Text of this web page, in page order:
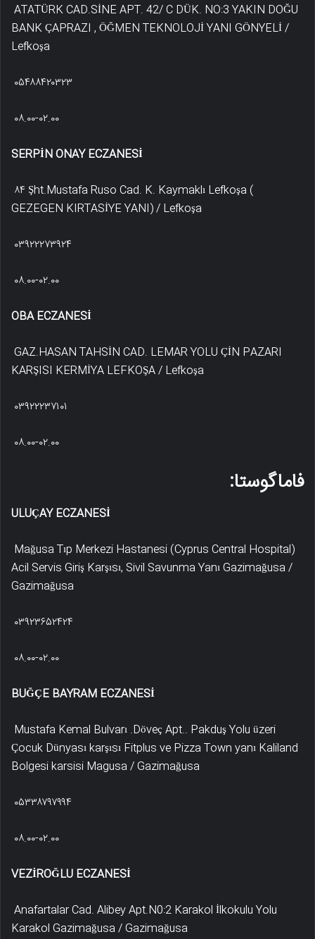
ATATÜRK CAD.SİNE APT. 42/ C DÜK. NO:3 YAKIN DOĞU
BANK ÇAPRAZI , ÖĞMEN TEKNOLOJİ YANI GÖNYELİ /
Lefkoşa
۰۵۴۸۸۴۲۰۳۲۳
۰۸.۰۰-۰۲.۰۰
SERPİN ONAY ECZANESİ
۸۴ Şht.Mustafa Ruso Cad. K. Kaymaklı Lefkoşa (
GEZEGEN KIRTASİYE YANI) / Lefkoşa
۰۳۹۲۲۲۷۳۹۲۴
۰۸.۰۰-۰۲.۰۰
OBA ECZANESİ
GAZ.HASAN TAHSİN CAD. LEMAR YOLU ÇİN PAZARI
KARŞISI KERMİYA LEFKOŞA / Lefkoşa
۰۳۹۲۲۲۳۷۱۰۱
۰۸.۰۰-۰۲.۰۰
فاماگوستا:
ULUÇAY ECZANESİ
Mağusa Tıp Merkezi Hastanesi (Cyprus Central Hospital)
Acil Servis Giriş Karşısı, Sivil Savunma Yanı Gazimağusa /
Gazimağusa
۰۳۹۲۳۶۵۲۴۲۴
۰۸.۰۰-۰۲.۰۰
BUĞÇE BAYRAM ECZANESİ
Mustafa Kemal Bulvarı .Döveç Apt.. Pakduş Yolu üzeri
Çocuk Dünyası karşısı Fitplus ve Pizza Town yanı Kaliland
Bolgesi karsisi Magusa / Gazimağusa
۰۵۳۳۸۷۹۷۹۹۴
۰۸.۰۰-۰۲.۰۰
VEZİROĞLU ECZANESİ
Anafartalar Cad. Alibey Apt.N0:2 Karakol İlkokulu Yolu
Karakol Gazimağusa / Gazimağusa